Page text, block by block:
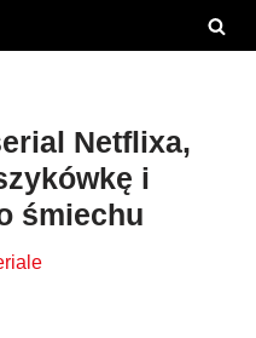
Netflixa,
i
śmiechu